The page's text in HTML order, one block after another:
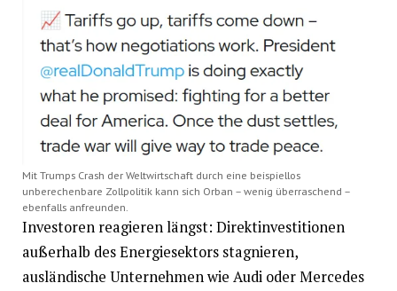
Mit Trumps Crash der Weltwirtschaft durch eine beispiellos
unberechenbare Zollpolitik kann sich Orban – wenig überraschend –
ebenfalls anfreunden.
Investoren reagieren längst: Direktinvestitionen
außerhalb des Energiesektors stagnieren,
ausländische Unternehmen wie Audi oder Mercedes